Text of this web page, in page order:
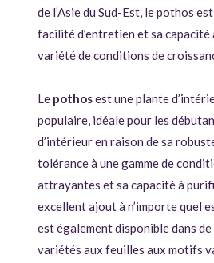
de l’Asie du Sud-Est, le pothos
facilité d’entretien et sa capacité
variété de conditions de
Le pothosest une plante
populaire, idéale pour les
d’intérieur en raison de sa
tolérance à une gamme de
attrayantes et sa capacité à
excellent ajout à n’importe quel
est également disponible dans de
variétés aux feuilles aux motifs